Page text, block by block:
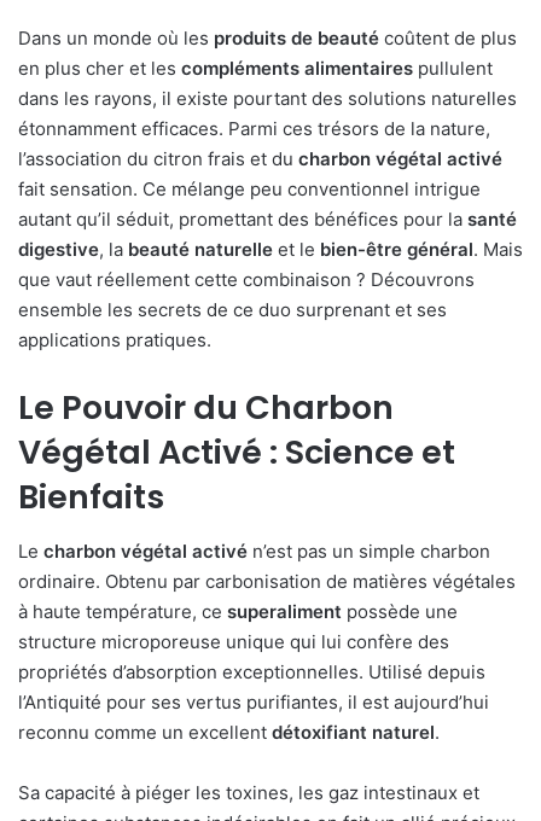
Dans un monde où les produits de beauté coûtent de plus
en plus cher et les compléments alimentaires pullulent
dans les rayons, il existe pourtant des solutions naturelles
étonnamment efficaces. Parmi ces trésors de la nature,
l’association du citron frais et du charbon végétal activé
fait sensation. Ce mélange peu conventionnel intrigue
autant qu’il séduit, promettant des bénéfices pour la santé
digestive, la beauté naturelle et le bien-être général. Mais
que vaut réellement cette combinaison ? Découvrons
ensemble les secrets de ce duo surprenant et ses
applications pratiques.
Le Pouvoir du Charbon
Végétal Activé : Science et
Bienfaits
Le charbon végétal activé n’est pas un simple charbon
ordinaire. Obtenu par carbonisation de matières végétales
à haute température, ce superaliment possède une
structure microporeuse unique qui lui confère des
propriétés d’absorption exceptionnelles. Utilisé depuis
l’Antiquité pour ses vertus purifiantes, il est aujourd’hui
reconnu comme un excellent détoxifiant naturel.
Sa capacité à piéger les toxines, les gaz intestinaux et